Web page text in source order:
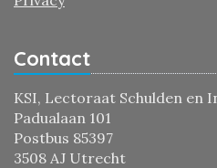
Contact
KSI, Lectoraat Schulden en
Padualaan 101
Postbus 85397
3508 AJ Utrecht